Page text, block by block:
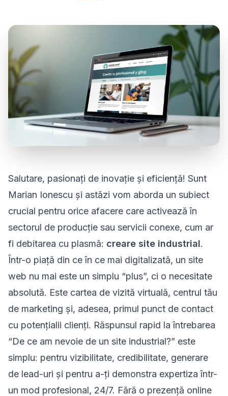
Salutare, pasionați de inovație și eficiență! Sunt
Marian Ionescu și astăzi vom aborda un subiect
crucial pentru orice afacere care activează în
sectorul de producție sau servicii conexe, cum ar
fi debitarea cu plasmă: creare site industrial.
Într-o piață din ce în ce mai digitalizată, un site
web nu mai este un simplu “plus”, ci o necesitate
absolută. Este cartea de vizită virtuală, centrul tău
de marketing și, adesea, primul punct de contact
cu potențialii clienți. Răspunsul rapid la întrebarea
“De ce am nevoie de un site industrial?” este
simplu: pentru vizibilitate, credibilitate, generare
de lead-uri și pentru a-ți demonstra expertiza într-
un mod profesional, 24/7. Fără o prezență online